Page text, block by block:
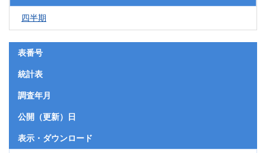
四半期
表番号
統計表
調査年月
公開（更新）日
表示・ダウンロード